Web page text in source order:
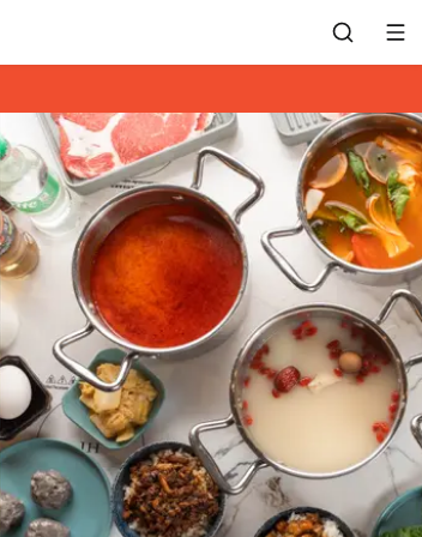
訂位紀錄
餐廳客服
常見問題
EZTABLE 禮物卡
餐廳合作